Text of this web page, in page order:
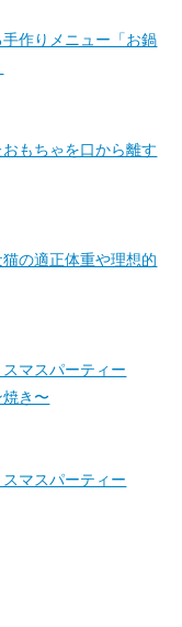
作りメニュー「お鍋
おもちゃを口から離す
の適正体重や理想的
マスパーティー
き〜
マスパーティー